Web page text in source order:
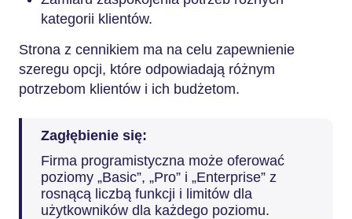
kategorii klientów.
Strona z cennikiem ma na celu zapewnienie
szeregu opcji, które odpowiadają różnym
potrzebom klientów i ich budżetom.
Zagłębienie się:
Firma programistyczna może oferować
poziomy „Basic”, „Pro” i „Enterprise” z
rosnącą liczbą funkcji i limitów dla
użytkowników dla każdego poziomu.